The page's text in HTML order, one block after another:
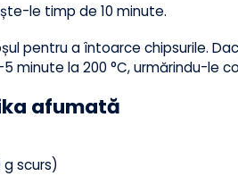
le timp de 10 minute.
pentru a întoarce chipsurile.
5 minute la 200 °C, urmărindu-
afumată